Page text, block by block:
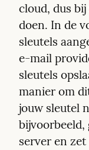
cloud, dus
doen. In de
sleutels
e-mail
sleutels
manier om
jouw sleutel
bijvoorbeeld,
server en